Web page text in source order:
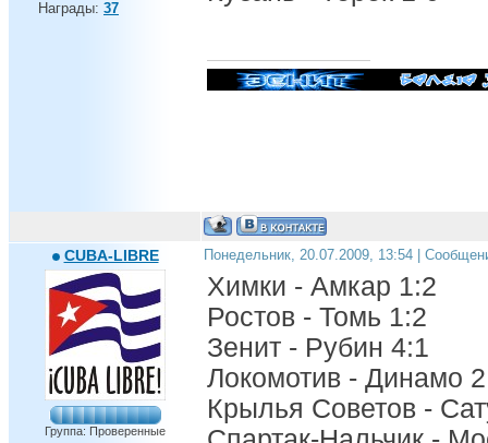
Награды: 37
CUBA-LIBRE
Группа: Проверенные
Понедельник, 20.07.2009, 13:54 |
Химки - Амкар 1:2
Ростов - Томь 1:2
Зенит - Рубин 4:1
Локомотив - Динамо
Крылья Советов -